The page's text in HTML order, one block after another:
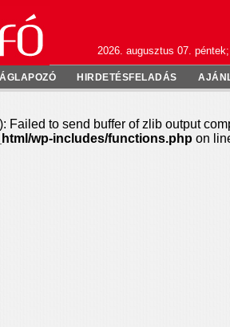
2026. augusztus 07.
HIRDETÉSFELADÁS
Failed to send buffer of zlib output
wp-includes/functions.php on